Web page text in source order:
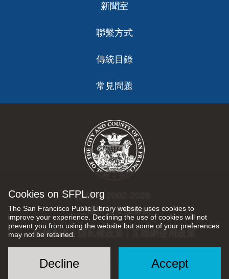
Cookies on SFPL.org
The San Francisco Public Library website uses cookies to
improve your experience. Declining the use of cookies will not
prevent you from using the website but some of your preferences
may not be retained.
Accept
Decline
新聞室
聯繫方式
傳統目錄
常見問題
版權 © 2002-2026
三藩市公立圖書館
版權所有 |
Social